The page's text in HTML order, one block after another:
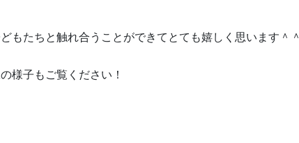
もたちと触れ合うことができてとても嬉しく思います＾＾
様子もご覧ください！